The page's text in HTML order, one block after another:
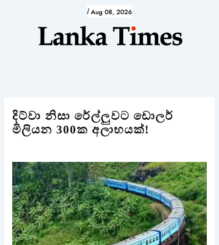
/ Aug 08, 2026
දිට්වා නිසා රේල්ලුවට ඩොලර්
මිලියන 300ක අලාභයක්!